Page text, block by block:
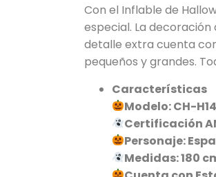
Con el Inflable de
especial. La
detalle extra cuenta
pequeños y grandes.
Características
Modelo: CH-
Certificación
Personaje:
Medidas: 180